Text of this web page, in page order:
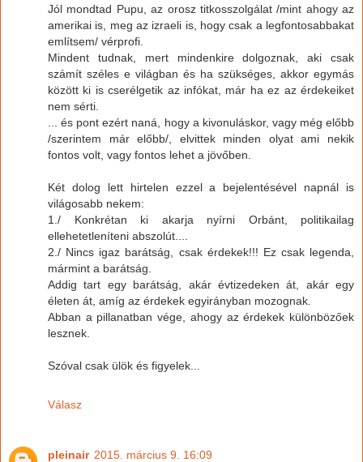
Jól mondtad Pupu, az orosz titkosszolgálat /mint ahogy az
amerikai is, meg az izraeli is, hogy csak a legfontosabbakat
említsem/ vérprofi.
Mindent tudnak, mert mindenkire dolgoznak, aki csak
számít széles e világban és ha szükséges, akkor egymás
között ki is cserélgetik az infókat, már ha ez az érdekeiket
nem sérti.
... és pont ezért naná, hogy a kivonuláskor, vagy még előbb
/szerintem már előbb/, elvittek minden olyat ami nekik
fontos volt, vagy fontos lehet a jövőben.
Két dolog lett hirtelen ezzel a bejelentésével napnál is
világosabb nekem:
1./ Konkrétan ki akarja nyírni Orbánt, politikailag
ellehetetleníteni abszolút....
2./ Nincs igaz barátság, csak érdekek!!! Ez csak legenda,
mármint a barátság.
Addig tart egy barátság, akár évtizedeken át, akár egy
életen át, amíg az érdekek egyirányban mozognak.
Abban a pillanatban vége, ahogy az érdekek különbözőek
lesznek.
Szóval csak ülök és figyelek...
Válasz
pleinair 2015. március 9. 16:09